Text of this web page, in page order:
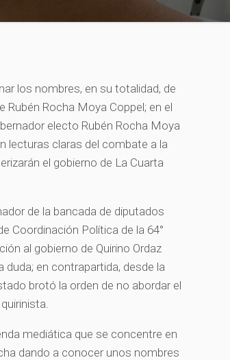
los nombres, en su totalidad, de
Rocha Moya Coppel; en el
electo Rubén Rocha Moya
lecturas claras del combate a la
el gobierno de La Cuarta
de la bancada de diputados
Coordinación Política de la 64°
al gobierno de Quirino Ordaz
duda; en contrapartida, desde la
brotó la orden de no abordar el
mediática que se concentre en
dando a conocer unos nombres